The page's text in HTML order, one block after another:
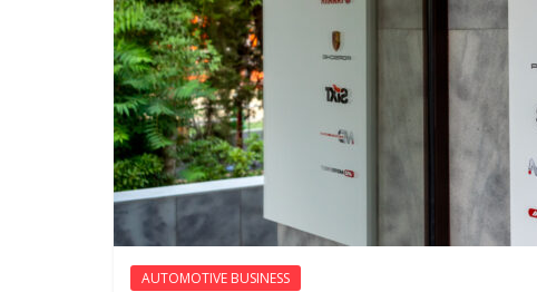
S
S
C
A
R
S
AUTOMOTIVE BUSINESS